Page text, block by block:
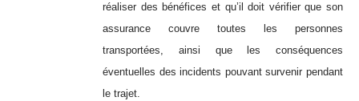
réaliser des bénéfices et qu’il doit vérifier que son
assurance couvre toutes les personnes
transportées, ainsi que les conséquences
éventuelles des incidents pouvant survenir pendant
le trajet.